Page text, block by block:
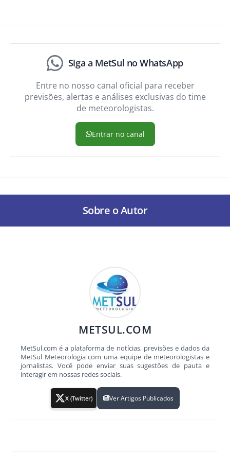
Siga a MetSul no WhatsApp
Entre no nosso canal oficial para receber
previsões, alertas e análises exclusivas do time
de meteorologistas.
Entrar no canal
Sobre o Autor
METSUL.COM
MetSul.com é a plataforma de notícias, previsões e dados da
MetSul Meteorologia com uma equipe de meteorologistas e
jornalistas. Você pode enviar suas sugestões de pauta e
interagir em nossas redes sociais.
X (Twitter) Ver Artigos Publicados